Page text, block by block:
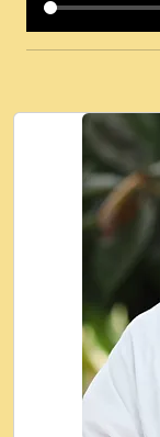
कई पकड
Ki -
#Ishwar
जब से
Rishikesh
तन हल
गल लग जव
तू कर
2018 -
न म